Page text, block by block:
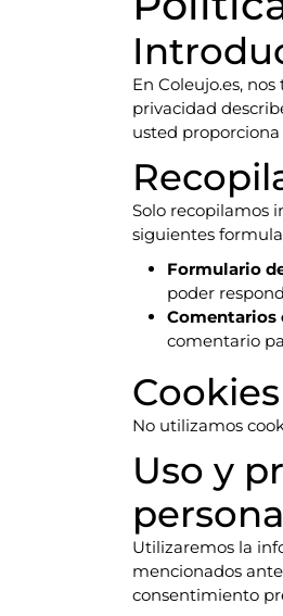
En Coleujo.es,
privacidad
usted
Solo recopilamos
siguientes
Formulario
poder
Comentarios
comentario
Cookies
No utilizamos
Uso y
Utilizaremos la
mencionados
consentimiento